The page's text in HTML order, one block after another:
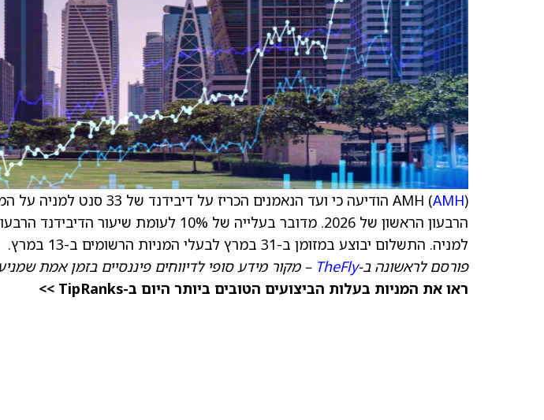
AMH (AMH
) הודיעה כי ועד הנאמנים הכריז
למניה. התשלום יבוצע במזומן ב-31 במרץ לבעלי המניות הרשומים ב-13 במרץ.
פורסם לראשונה ב-TheFly – מקור מידע סופי לדיווחים פיננסיים בזמן אמת
ראו את המניות בעלות הביצועים הטובים ביותר היום ב-TipRanks >>